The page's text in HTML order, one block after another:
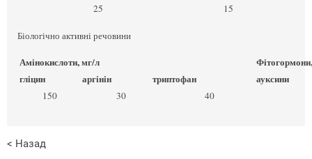
25 15
Біологічно активні речовини
Амінокислоти, мг/л
гліцин
аргінін триптофан ауксини
150 30 40
< Назад